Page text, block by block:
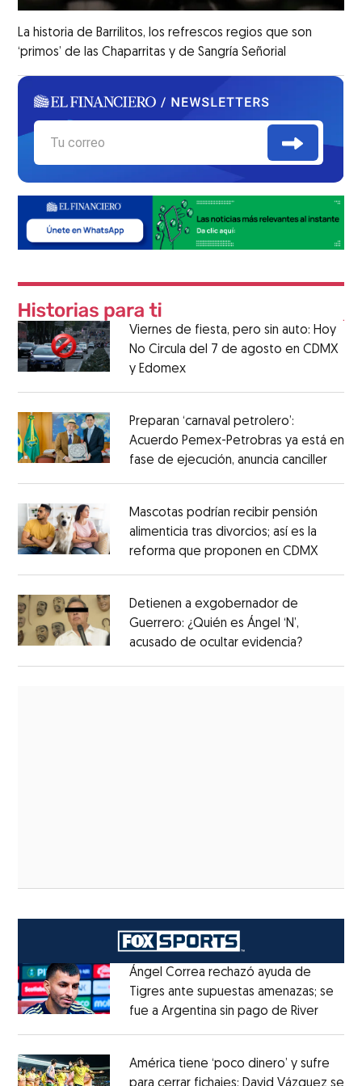
La historia de Barrilitos, los refrescos regios que son
‘primos’ de las Chaparritas y de Sangría Señorial
Viernes de fiesta, pero sin auto: Hoy
No Circula del 7 de agosto en CDMX
y Edomex
Preparan ‘carnaval petrolero’:
Acuerdo Pemex-Petrobras ya está en
fase de ejecución, anuncia canciller
Mascotas podrían recibir pensión
alimenticia tras divorcios; así es la
reforma que proponen en CDMX
Detienen a exgobernador de
Guerrero: ¿Quién es Ángel ‘N’,
acusado de ocultar evidencia?
Ángel Correa rechazó ayuda de
Tigres ante supuestas amenazas; se
fue a Argentina sin pago de RiverOpens
América tiene ‘poco dinero’ y sufre
para cerrar fichajes: David Vázquez se